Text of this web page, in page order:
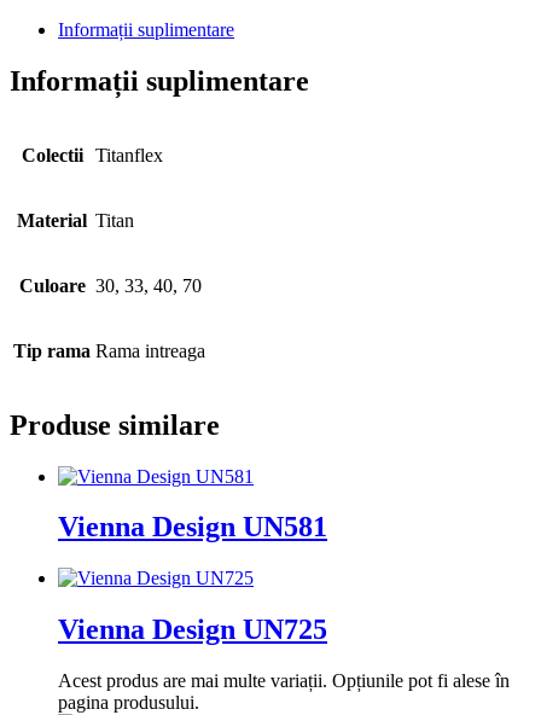
Informații suplimentare
Informații suplimentare
Colectii Titanflex
Material Titan
Culoare 30, 33, 40, 70
Tip rama Rama intreaga
Produse similare
Vienna Design UN581
Vienna Design UN725
Acest produs are mai multe variații. Opțiunile pot fi alese în
pagina produsului.